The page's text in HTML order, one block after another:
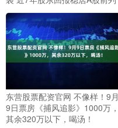
东营股票配资官网 不像样！9月
9日票房《捕风追影》1000万，
其余320万以下，喝汤！